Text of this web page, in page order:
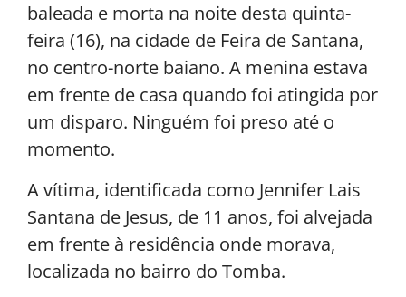
baleada e morta na noite desta quinta-
feira (16), na cidade de Feira de Santana,
no centro-norte baiano. A menina estava
em frente de casa quando foi atingida por
um disparo. Ninguém foi preso até o
momento.
A vítima, identificada como Jennifer Lais
Santana de Jesus, de 11 anos, foi alvejada
em frente à residência onde morava,
localizada no bairro do Tomba.